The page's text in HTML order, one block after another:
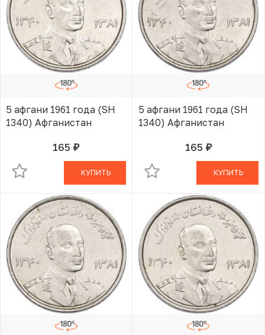
5 афгани 1961 года (SH
1340) Афганистан
165 руб.В КОРЗИНЕ
КУПИТЬ
5 афгани 1961 года (SH
1340) Афганистан
165 руб.В КОРЗИНЕ
КУПИТЬ